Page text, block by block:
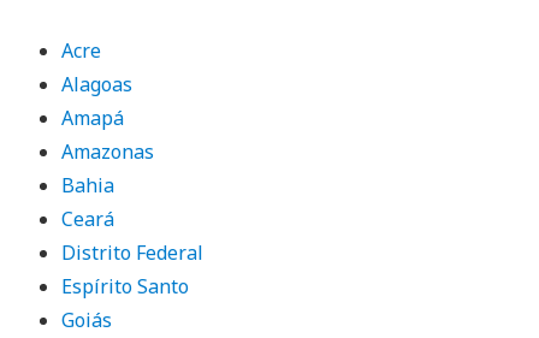
Acre
Alagoas
Amapá
Amazonas
Bahia
Ceará
Distrito Federal
Espírito Santo
Goiás